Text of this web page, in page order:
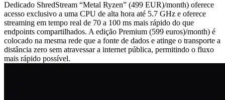
Dedicado ShredStream “Metal Ryzen” (499 EUR)/month) oferece
acesso exclusivo a uma CPU de alta hora até 5.7 GHz e oferece
streaming em tempo real de 70 a 100 ms mais rápido do que
endpoints compartilhados. A edição Premium (599 euros)/month) é
colocado na mesma rede que a fonte de dados e atinge o transporte a
distância zero sem atravessar a internet pública, permitindo o fluxo
mais rápido possível.